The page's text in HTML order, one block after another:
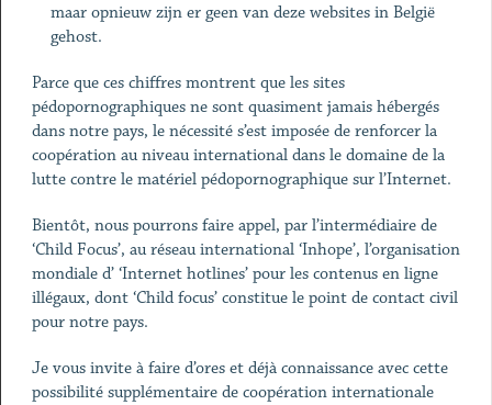
maar opnieuw zijn er geen van deze websites in België
gehost.
Parce que ces chiffres montrent que les sites
pédopornographiques ne sont quasiment jamais hébergés
dans notre pays, le nécessité s’est imposée de renforcer la
coopération au niveau international dans le domaine de la
lutte contre le matériel pédopornographique sur l’Internet.
Bientôt, nous pourrons faire appel, par l’intermédiaire de
‘Child Focus’, au réseau international ‘Inhope’, l’organisation
mondiale d’ ‘Internet hotlines’ pour les contenus en ligne
illégaux, dont ‘Child focus’ constitue le point de contact civil
pour notre pays.
Je vous invite à faire d’ores et déjà connaissance avec cette
possibilité supplémentaire de coopération internationale